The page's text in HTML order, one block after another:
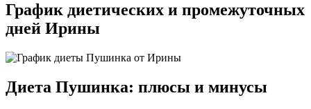
График диетических и промежуточных
дней Ирины
Диета Пушинка: плюсы и минусы